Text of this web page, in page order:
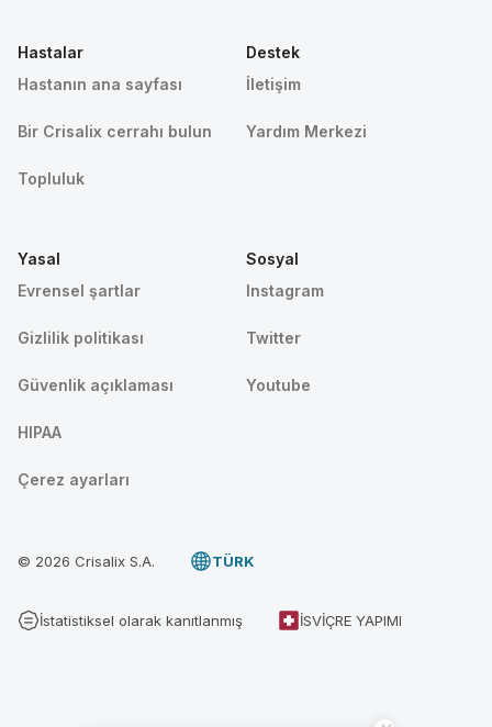
Hastalar
Hastanın ana sayfası
Bir Crisalix cerrahı bulun
Topluluk
Destek
İletişim
Yardım Merkezi
Yasal
Evrensel şartlar
Gizlilik politikası
Güvenlik açıklaması
HIPAA
Çerez ayarları
Sosyal
Instagram
Twitter
Youtube
© 2026 Crisalix S.A. TÜRK
İstatistiksel olarak kanıtlanmış İSVIÇRE YAPIMI